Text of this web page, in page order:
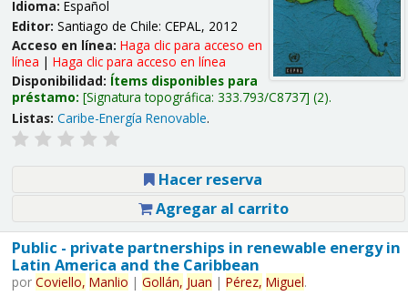
Idioma: Español
Editor: Santiago de Chile: CEPAL, 2012
Acceso en línea: Haga clic para acceso en
línea | Haga clic para acceso en línea
Disponibilidad: Ítems disponibles para
préstamo: Signatura topográfica: 333.793/C8737 (2).
Listas: Caribe-Energía Renovable.
Hacer reserva
Agregar al carrito
Public - private partnerships in renewable energy in
Latin America and the Caribbean
por Coviello, Manlio | Gollán, Juan | Pérez, Miguel.